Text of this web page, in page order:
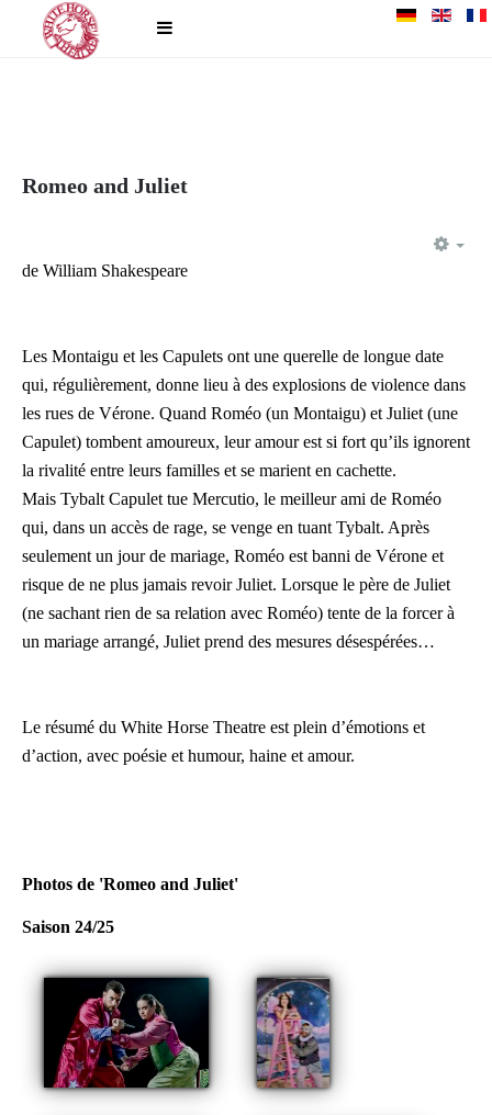
Romeo and Juliet
de William Shakespeare
Les Montaigu et les Capulets ont une querelle de longue date
qui, régulièrement, donne lieu à des explosions de violence dans
les rues de Vérone. Quand Roméo (un Montaigu) et Juliet (une
Capulet) tombent amoureux, leur amour est si fort qu’ils ignorent
la rivalité entre leurs familles et se marient en cachette.
Mais Tybalt Capulet tue Mercutio, le meilleur ami de Roméo
qui, dans un accès de rage, se venge en tuant Tybalt. Après
seulement un jour de mariage, Roméo est banni de Vérone et
risque de ne plus jamais revoir Juliet. Lorsque le père de Juliet
(ne sachant rien de sa relation avec Roméo) tente de la forcer à
un mariage arrangé, Juliet prend des mesures désespérées…
Le résumé du White Horse Theatre est plein d’émotions et
d’action, avec poésie et humour, haine et amour.
Photos de 'Romeo and Juliet'
Saison 24/25